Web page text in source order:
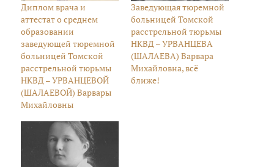
Диплом врача и
аттестат о среднем
образовании
заведующей тюремной
больницей Томской
расстрельной тюрьмы
НКВД – УРВАНЦЕВОЙ
(ШАЛАЕВОЙ) Варвары
Михайловны
Заведующая тюремной
больницей Томской
расстрельной тюрьмы
НКВД – УРВАНЦЕВА
(ШАЛАЕВА) Варвара
Михайловна, всё
ближе!